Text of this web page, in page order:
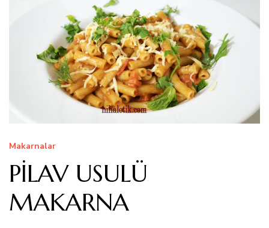
Makarnalar
PİLAV USULÜ
MAKARNA